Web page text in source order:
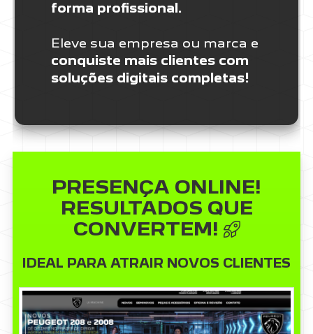
forma profissional.
Eleve sua empresa ou marca e
conquiste mais clientes com
soluções digitais completas!
PRESENÇA ONLINE!
RESULTADOS QUE
CONVERTEM!
IDEAL PARA ATRAIR NOVOS CLIENTES